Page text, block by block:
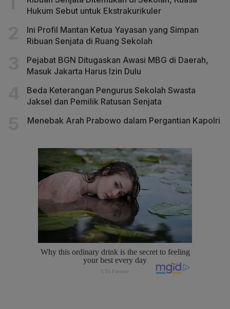
Hukum Sebut untuk Ekstrakurikuler
Ini Profil Mantan Ketua Yayasan yang Simpan
Ribuan Senjata di Ruang Sekolah
Pejabat BGN Ditugaskan Awasi MBG di Daerah,
Masuk Jakarta Harus Izin Dulu
Beda Keterangan Pengurus Sekolah Swasta
Jaksel dan Pemilik Ratusan Senjata
Menebak Arah Prabowo dalam Pergantian Kapolri